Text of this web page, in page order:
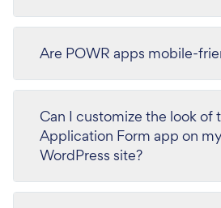
Are POWR apps mobile-
Can I customize the look of
Application Form app on
WordPress site?